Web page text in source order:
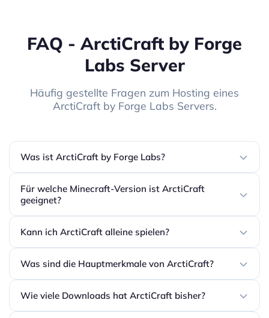
FAQ - ArctiCraft by Forge
Labs Server
Häufig gestellte Fragen zum Hosting eines
ArctiCraft by Forge Labs Servers.
Was ist ArctiCraft by Forge Labs?
Für welche Minecraft-Version ist ArctiCraft
geeignet?
Kann ich ArctiCraft alleine spielen?
Was sind die Hauptmerkmale von ArctiCraft?
Wie viele Downloads hat ArctiCraft bisher?